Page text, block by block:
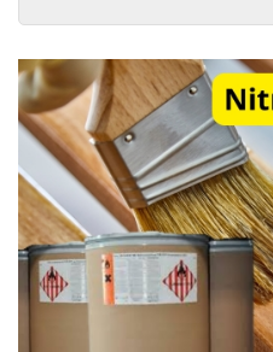
Tẩy rửa công nghiệp
Tẩy rửa sinh hoạt
Tẩy rửa ô tô xe máy
Tẩy cáu cặn đường ống
Tẩy rửa khác
HÓA CHẤT THỦY SẢN
Hóa chất xử lý nước
Men đường ruột
Men vi sinh EM gốc
Bổ sung khoáng chất